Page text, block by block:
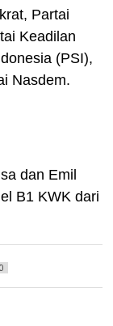
Partai
Keadilan
(PSI),
Nasdem.
dan Emil
B1 KWK dari